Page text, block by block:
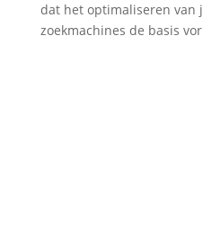
dat het optimaliseren van
zoekmachines de basis